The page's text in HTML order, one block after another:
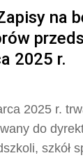
na
2025 r.
2025 r.
do
szkół